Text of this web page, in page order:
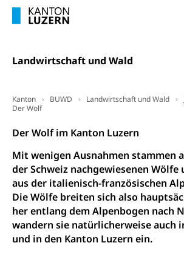
Landwirtschaft und Wald
Kanton BUWD Landwirtschaft und Wald
Der Wolf
Der Wolf im Kanton Luzern
Mit wenigen Ausnahmen stammen
der Schweiz nachgewiesenen
aus der italienisch-französischen
Die Wölfe breiten sich also
her entlang dem Alpenbogen nach
wandern sie natürlicherweise auch
und in den Kanton Luzern ein.
(Geoportal)
Luft und Klima
Klima
Raumplan, Nutzungsplan
Raum und Wirtschaft